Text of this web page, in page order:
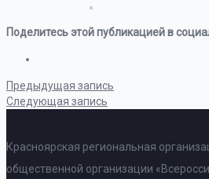
Поделитесь этой публикацией в
Предыдущая запись
Следующая запись
Красноярская региональная
общественной организации